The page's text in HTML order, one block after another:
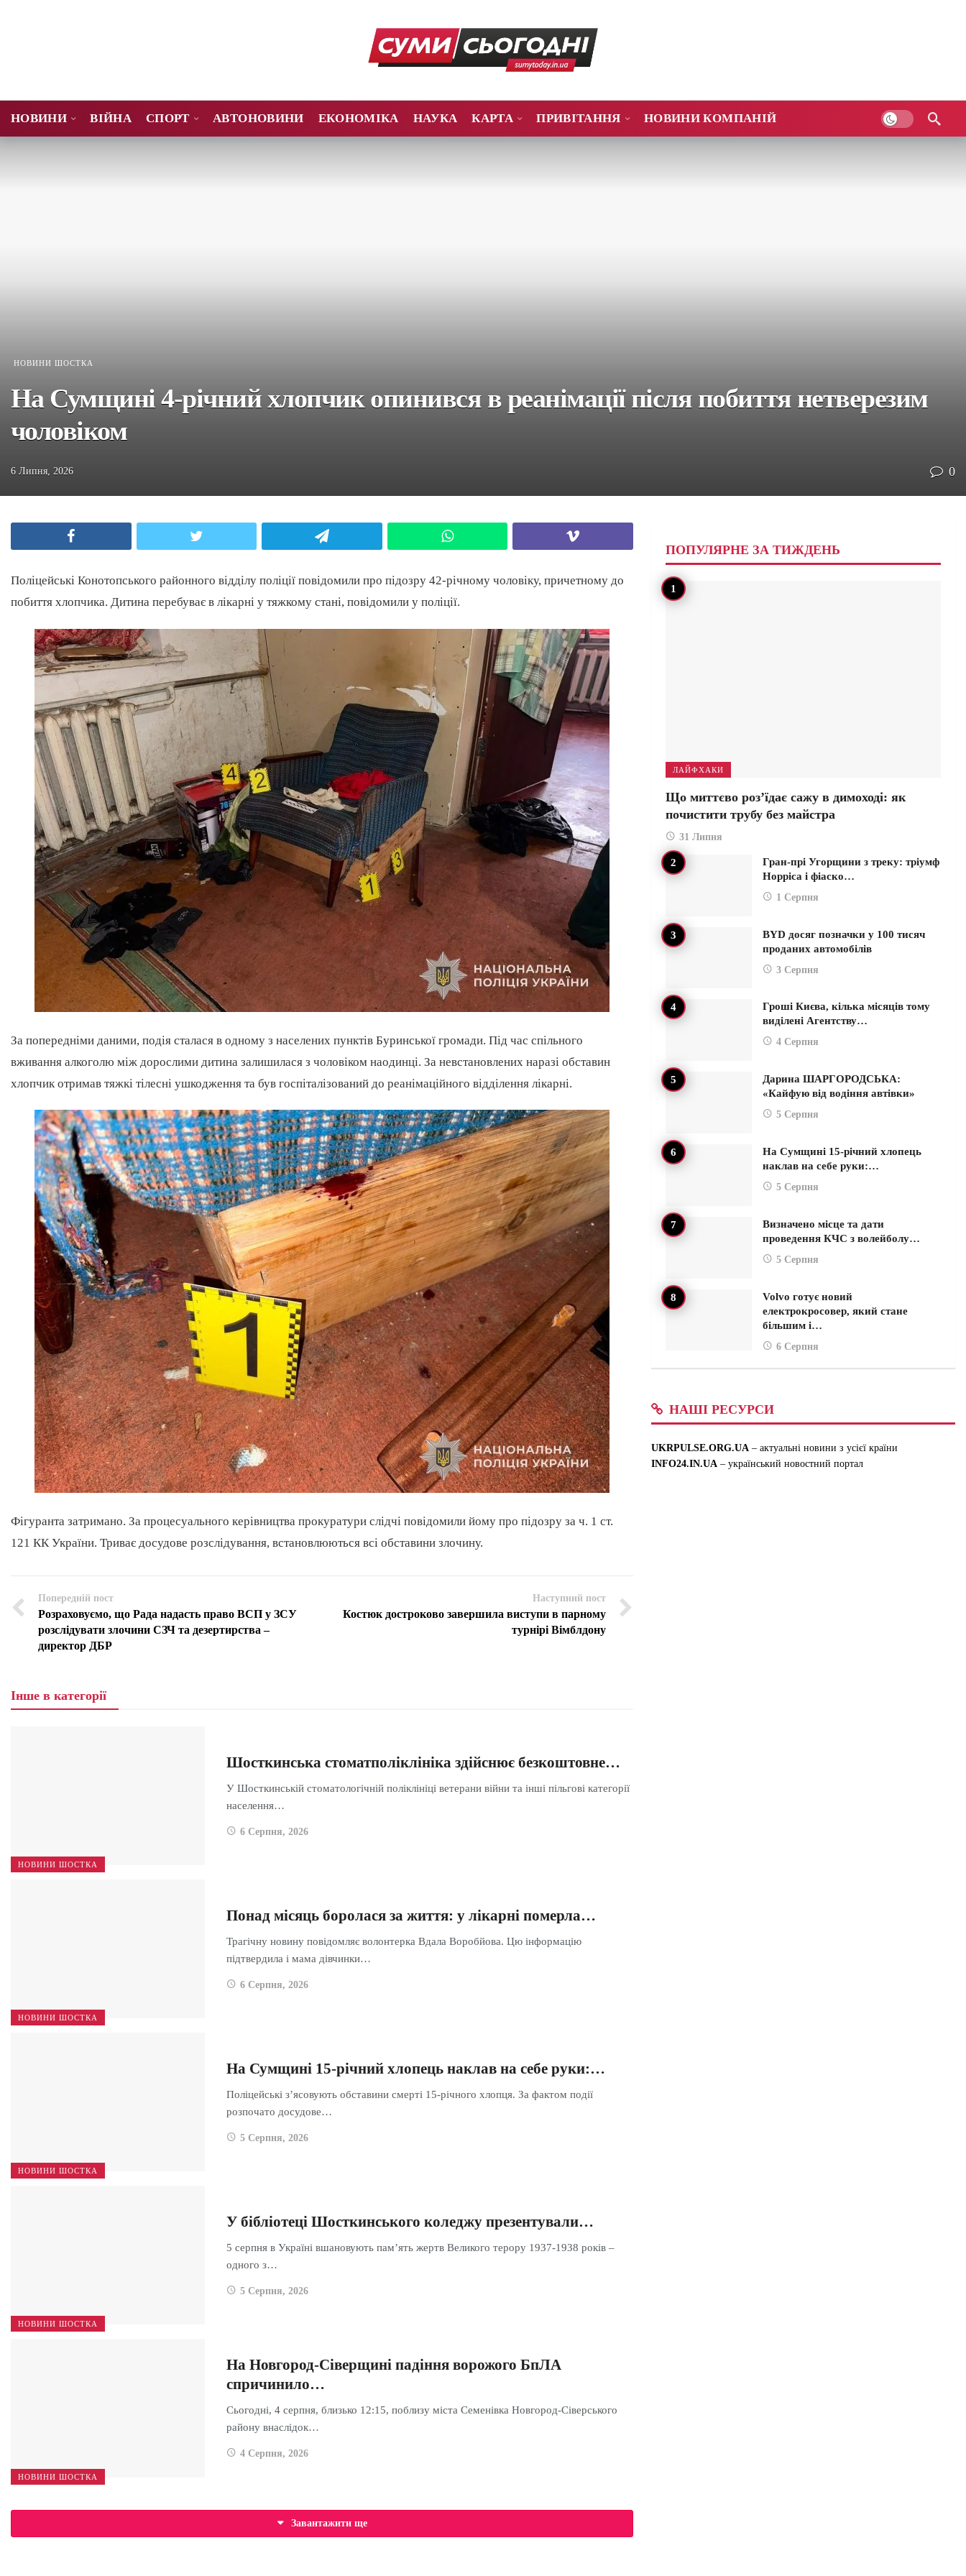
НОВИНИ ВІЙНА СПОРТ АВТОНОВИНИ ЕКОНОМІКА НАУКА КАРТА ПРИВІТАННЯ НОВИНИ КОМПАНІЙ
НОВИНИ ШОСТКА
На Сумщині 4-річний хлопчик опинився в реанімації після побиття нетверезим
чоловіком
6 Липня, 2026 0
Поліцейські Конотопського районного відділу поліції повідомили про підозру 42-річному чоловіку, причетному до
побиття хлопчика. Дитина перебуває в лікарні у тяжкому стані, повідомили у поліції.
За попередніми даними, подія сталася в одному з населених пунктів Буринської громади. Під час спільного
вживання алкоголю між дорослими дитина залишилася з чоловіком наодинці. За невстановлених наразі обставин
хлопчик отримав тяжкі тілесні ушкодження та був госпіталізований до реанімаційного відділення лікарні.
Фігуранта затримано. За процесуального керівництва прокуратури слідчі повідомили йому про підозру за ч. 1 ст.
121 КК України. Триває досудове розслідування, встановлюються всі обставини злочину.
Попередній пост
Розраховуємо, що Рада надасть право ВСП у ЗСУ
розслідувати злочини СЗЧ та дезертирства –
директор ДБР
Наступний пост
Костюк достроково завершила виступи в парному
турнірі Вімблдону
Інше в категорії
НОВИНИ ШОСТКА
Шосткинська стоматполіклініка здійснює безкоштовне…
У Шосткинській стоматологічній поліклініці ветерани війни та інші пільгові категорії
населення…
6 Серпня, 2026
НОВИНИ ШОСТКА
Понад місяць боролася за життя: у лікарні померла…
Трагічну новину повідомляє волонтерка Вдала Воробйова. Цю інформацію
підтвердила і мама дівчинки…
6 Серпня, 2026
НОВИНИ ШОСТКА
На Сумщині 15-річний хлопець наклав на себе руки:…
Поліцейські з’ясовують обставини смерті 15-річного хлопця. За фактом події
розпочато досудове…
5 Серпня, 2026
НОВИНИ ШОСТКА
У бібліотеці Шосткинського коледжу презентували…
5 серпня в Україні вшановують пам’ять жертв Великого терору 1937-1938 років –
одного з…
5 Серпня, 2026
НОВИНИ ШОСТКА
На Новгород-Сіверщині падіння ворожого БпЛА
спричинило…
Сьогодні, 4 серпня, близько 12:15, поблизу міста Семенівка Новгород-Сіверського
району внаслідок…
4 Серпня, 2026
Завантажити ще
ПОПУЛЯРНЕ ЗА ТИЖДЕНЬ
ЛАЙФХАКИ
Що миттєво роз’їдає сажу в димоході: як
почистити трубу без майстра
31 Липня
Гран-прі Угорщини з треку: тріумф
Норріса і фіаско…
1 Серпня
BYD досяг позначки у 100 тисяч
проданих автомобілів
3 Серпня
Гроші Києва, кілька місяців тому
виділені Агентству…
4 Серпня
Дарина ШАРГОРОДСЬКА:
«Кайфую від водіння автівки»
5 Серпня
На Сумщині 15-річний хлопець
наклав на себе руки:…
5 Серпня
Визначено місце та дати
проведення КЧС з волейболу…
5 Серпня
Volvo готує новий
електрокросовер, який стане
більшим і…
6 Серпня
НАШІ РЕСУРСИ
UKRPULSE.ORG.UA – актуальні новини з усієї країни
INFO24.IN.UA – український новостний портал